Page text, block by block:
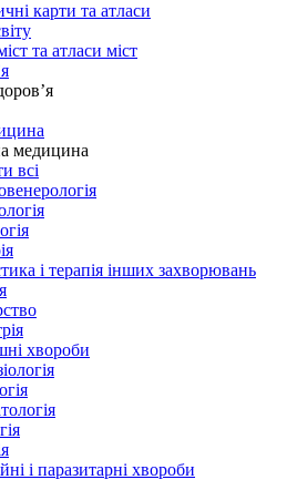
карти та атласи
та атласи міст
медицина
всі
і терапія інших захворювань
хвороби
і паразитарні хвороби